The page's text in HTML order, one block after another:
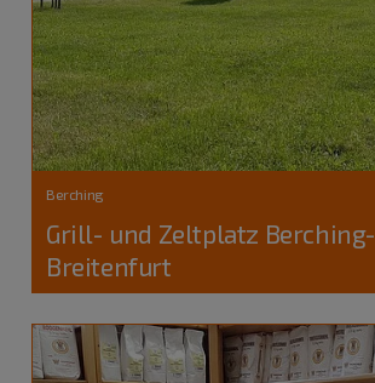
Berching
Grill- und Zeltplatz Berching-
Breitenfurt